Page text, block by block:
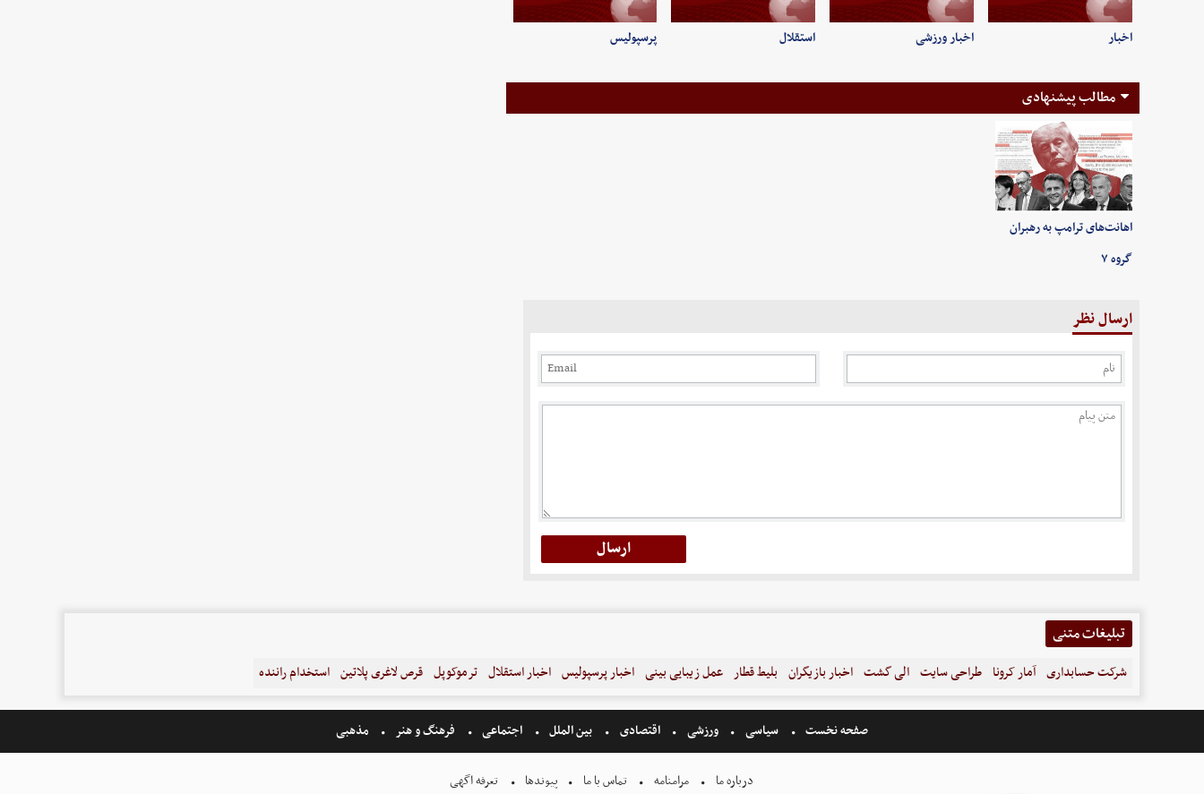
اخبار اخبار ورزشی استقلال پرسپولیس
مطالب پیشنهادی
اهانت‌های ترامپ به رهبران
گروه ۷
ارسال نظر
تبلیغات متنی
شرکت حسابداری آمار کرونا طراحی سایت الی گشت اخبار بازیگران بلیط قطار عمل زیبایی بینی اخبار پرسپولیس اخبار استقلال ترموکوپل قرص لاغری پلاتین استخدام راننده
صفحه نخست سیاسی ورزشی اقتصادی بین الملل اجتماعی فرهنگ و هنر مذهبی
درباره ما مرامنامه تماس با ما پیوندها تعرفه اگهی